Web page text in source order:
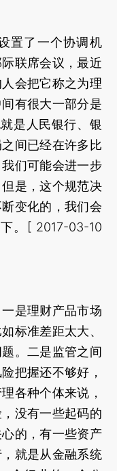
了一个协调机
联席会议，最近
会把它称之为理
有很大一部分是
是人民银行、银
间已经在许多比
们可能会进一步
是，这个规范决
变化的，我们会
。[ 2017-03-10
是理财产品市场
标准差距太大、
。二是监管之间
把握还不够好，
各种个体来说，
没有一些起码的
的，有一些资产
就是从金融系统